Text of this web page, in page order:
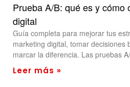
Prueba A/B: qué es y cómo
digital
Guía completa para mejorar tus
marketing digital, tomar decisiones
marcar la diferencia. Las pruebas
Leer más »